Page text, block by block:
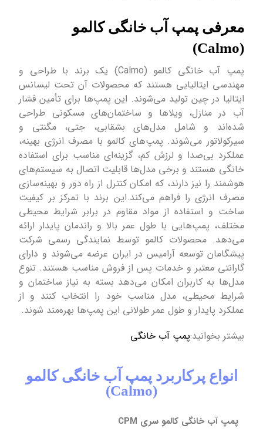
معرفی پمپ آب خانگی کالمو
(Calmo)
پمپ‌ آب خانگی کالمو (Calmo) یک برند با طراحی و
مهندسی ایتالیایی هستند که محصولات آن تحت لیسانس
ایتالیا در چین تولید می‌شوند. این پمپ‌ها برای تأمین فشار
آب در منازل، ویلاها و ساختمان‌های مسکونی طراحی
شده‌اند و شامل مدل‌های بشقابی، جتی، مگنتی و
سیرکولاتور می‌شوند. پمپ‌های کالمو با مصرف انرژی بهینه،
عملکرد بی‌صدا و لرزش کم، گزینه‌ای مناسب برای استفاده
خانگی هستند و برخی مدل‌ها قابلیت اتصال به سیستم‌های
هوشمند را نیز دارند، که امکان کنترل از راه دور و بهینه‌سازی
مصرف انرژی را فراهم می‌کند.این برند با تمرکز بر کیفیت
ساخت و استفاده از مواد مقاوم در برابر شرایط محیطی
مختلف، پمپ‌هایی با طول عمر بالا و راندمان پایدار ارائه
می‌دهد. محصولات کالمو توسط نمایندگی رسمی شرکت
پیشگامان توسعه آرامیس در ایران عرضه می‌شوند و دارای
گارانتی معتبر و خدمات پس از فروش مناسب هستند. تنوع
مدل‌ها به کاربران امکان می‌دهد بسته به نیاز ساختمان و
شرایط محیطی، مدل مناسب خود را انتخاب کنند و از
عملکرد پایدار و طول عمر طولانی این پمپ‌ها بهره‌مند شوند.
بیشتر بخوانید:پمپ آب خانگی
انواع پرکاربرد پمپ آب خانگی کالمو
(Calmo)
پمپ آب خانگی کالمو سری CPM